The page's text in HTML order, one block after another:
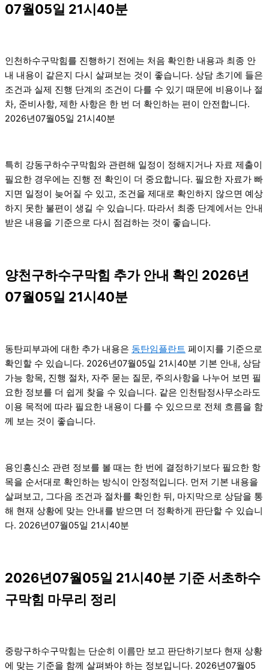
07월05일 21시40분
인천하수구막힘를 진행하기 전에는 처음 확인한 내용과 최종 안
내 내용이 같은지 다시 살펴보는 것이 좋습니다. 상담 초기에 들은
조건과 실제 진행 단계의 조건이 다를 수 있기 때문에 비용이나 절
차, 준비사항, 제한 사항은 한 번 더 확인하는 편이 안전합니다.
2026년07월05일 21시40분
특히 강동구하수구막힘와 관련해 일정이 정해지거나 자료 제출이
필요한 경우에는 진행 전 확인이 더 중요합니다. 필요한 자료가 빠
지면 일정이 늦어질 수 있고, 조건을 제대로 확인하지 않으면 예상
하지 못한 불편이 생길 수 있습니다. 따라서 최종 단계에서는 안내
받은 내용을 기준으로 다시 점검하는 것이 좋습니다.
양천구하수구막힘 추가 안내 확인 2026년
07월05일 21시40분
동탄피부과에 대한 추가 내용은 동탄임플란트 페이지를 기준으로
확인할 수 있습니다. 2026년07월05일 21시40분 기본 안내, 상담
가능 항목, 진행 절차, 자주 묻는 질문, 주의사항을 나누어 보면 필
요한 정보를 더 쉽게 찾을 수 있습니다. 같은 인천탐정사무소라도
이용 목적에 따라 필요한 내용이 다를 수 있으므로 전체 흐름을 함
께 보는 것이 좋습니다.
용인흥신소 관련 정보를 볼 때는 한 번에 결정하기보다 필요한 항
목을 순서대로 확인하는 방식이 안정적입니다. 먼저 기본 내용을
살펴보고, 그다음 조건과 절차를 확인한 뒤, 마지막으로 상담을 통
해 현재 상황에 맞는 안내를 받으면 더 정확하게 판단할 수 있습니
다. 2026년07월05일 21시40분
2026년07월05일 21시40분 기준 서초하수
구막힘 마무리 정리
중랑구하수구막힘는 단순히 이름만 보고 판단하기보다 현재 상황
에 맞는 기준을 함께 살펴봐야 하는 정보입니다. 2026년07월05